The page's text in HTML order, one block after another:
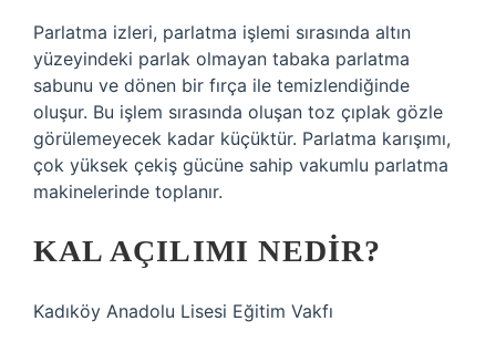
Parlatma izleri, parlatma işlemi sırasında altın
yüzeyindeki parlak olmayan tabaka parlatma
sabunu ve dönen bir fırça ile temizlendiğinde
oluşur. Bu işlem sırasında oluşan toz çıplak gözle
görülemeyecek kadar küçüktür. Parlatma karışımı,
çok yüksek çekiş gücüne sahip vakumlu parlatma
makinelerinde toplanır.
KAL AÇILIMI NEDIR?
Kadıköy Anadolu Lisesi Eğitim Vakfı